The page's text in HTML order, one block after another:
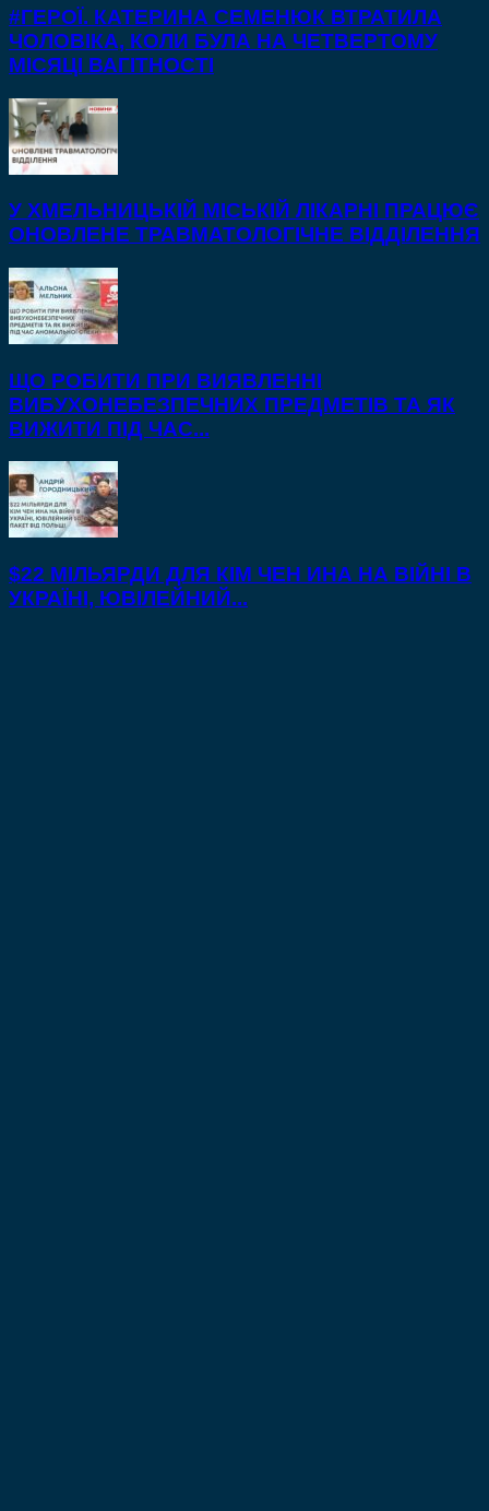
#ГЕРОЇ. КАТЕРИНА СЕМЕНЮК ВТРАТИЛА
ЧОЛОВІКА, КОЛИ БУЛА НА ЧЕТВЕРТОМУ
МІСЯЦІ ВАГІТНОСТІ
У ХМЕЛЬНИЦЬКІЙ МІСЬКІЙ ЛІКАРНІ ПРАЦЮЄ
ОНОВЛЕНЕ ТРАВМАТОЛОГІЧНЕ ВІДДІЛЕННЯ
ЩО РОБИТИ ПРИ ВИЯВЛЕННІ
ВИБУХОНЕБЕЗПЕЧНИХ ПРЕДМЕТІВ ТА ЯК
ВИЖИТИ ПІД ЧАС...
$22 МІЛЬЯРДИ ДЛЯ КІМ ЧЕН ИНА НА ВІЙНІ В
УКРАЇНІ, ЮВІЛЕЙНИЙ...